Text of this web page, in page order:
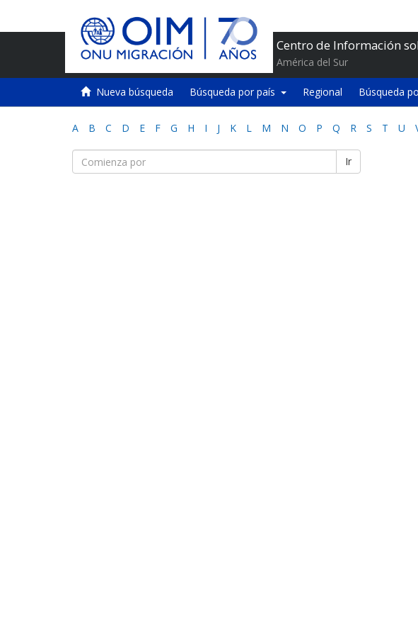
Centro de Información
América del Sur
Nueva búsqueda Búsqueda por país Regional Búsqueda
A B C D E F G H I J K L M N O P Q R S T U
Ir